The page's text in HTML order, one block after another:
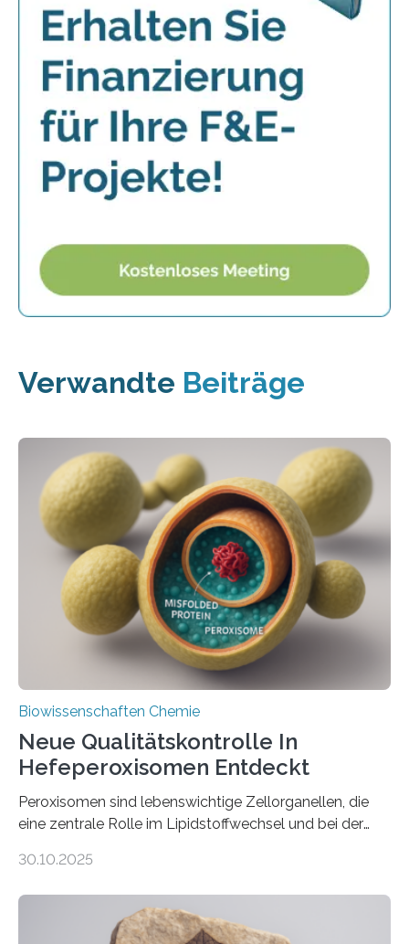
Verwandte Beiträge
Biowissenschaften Chemie
Neue Qualitätskontrolle In
Hefeperoxisomen Entdeckt
Peroxisomen sind lebenswichtige Zellorganellen, die
eine zentrale Rolle im Lipidstoffwechsel und bei der
erfüllen können, müssen zahlreiche Enzyme präzise in
der Ruhr-Universität Bochum um Prof. Dr. Ralf Erdmann
und Dr. Ismaila Francis Yusuf hat nun einen bislang
30.10.2025